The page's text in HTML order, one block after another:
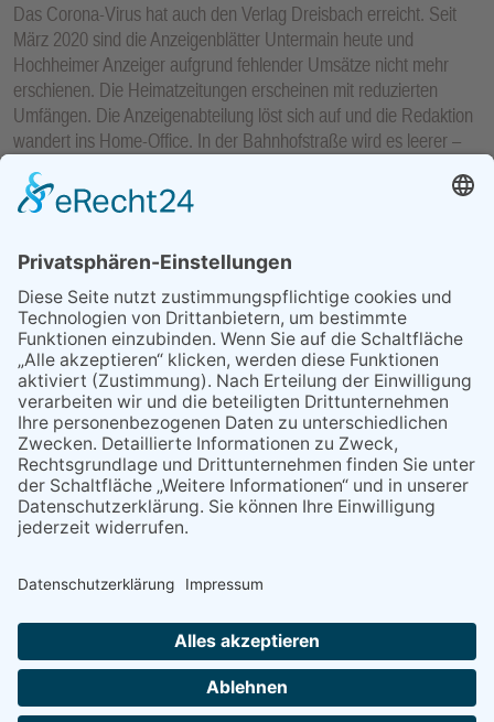
Das Corona-Virus hat auch den Verlag Dreisbach erreicht. Seit
März 2020 sind die Anzeigenblätter Untermain heute und
Hochheimer Anzeiger aufgrund fehlender Umsätze nicht mehr
erschienen. Die Heimatzeitungen erscheinen mit reduzierten
Umfängen. Die Anzeigenabteilung löst sich auf und die Redaktion
wandert ins Home-Office. In der Bahnhofstraße wird es leerer –
entsprechenden Wochenausgaben beschäftigt waren sind wir jetzt
zu dritt.
2022
Am 16. Juni 2022, dem Morgen ihres 85. Geburtstages stirbt
Hannelore Sievers, die Enkelin von Heinrich Dreisbach sen..
2025
Die Geschäftsräume in der Bahnhofstraße 24 in Flörsheim sind
Geschichte. Redaktion und Korrekturleser arbeiten seit 2020 aus
dem Home-Office, der Anzeigensatz wird ebenfalls über die Cloud
zugeschaltet, die Verwaltungsarbeiten und der Umbruch
passierten noch im großen Büro. Nunmehr geht auch dieser
Bereich ins Home-Office und damit verlagert sich der Firmensitz
nach Eppstein und die Tel. Nr. ändert sich. Ab dem 1. Mai 2025 ist
NACH OBEN
Alle Rechte vorbehalten - Verlag Dreisbach Online ist ein Produkt des Verlagshauses Dreisbach